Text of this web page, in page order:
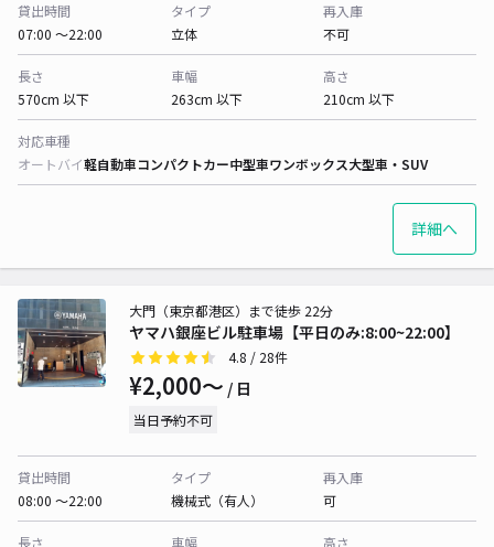
貸出時間
07:00 〜22:00
タイプ
立体
再入庫
不可
長さ
570cm 以下
車幅
263cm 以下
高さ
210cm 以下
対応車種
オートバイ軽自動車コンパクトカー中型車ワンボックス大型車・SUV
詳細へ
ヤマハ銀座ビル駐車場【平日のみ:8:00~22:00】
大門（東京都港区）まで徒歩 22分
4.8 / 28件
¥2,000〜 / 日
当日予約不可
貸出時間
08:00 〜22:00
タイプ
機械式（有人）
再入庫
可
長さ
車幅
高さ